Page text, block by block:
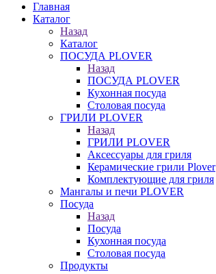
Главная
Каталог
Назад
Каталог
ПОСУДА PLOVER
Назад
ПОСУДА PLOVER
Кухонная посуда
Столовая посуда
ГРИЛИ PLOVER
Назад
ГРИЛИ PLOVER
Аксессуары для гриля
Керамические грили Plover
Комплектующие для гриля
Мангалы и печи PLOVER
Посуда
Назад
Посуда
Кухонная посуда
Столовая посуда
Продукты